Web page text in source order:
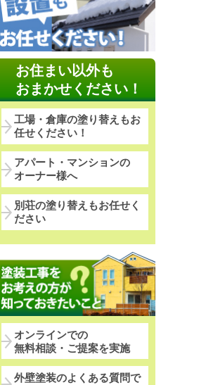
お住まい以外も
おまかせください！
工場・倉庫の塗り替えもお
任せください！
アパート・マンションの
オーナー様へ
別荘の塗り替えもお任せく
ださい
オンラインでの
無料相談・ご提案を実施
外壁塗装のよくある質問で